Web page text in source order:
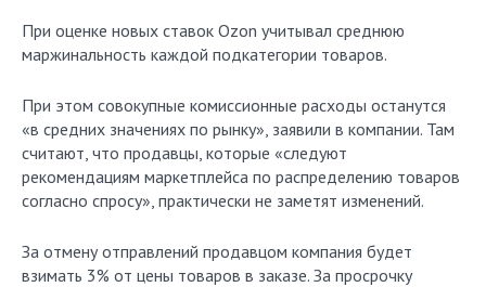
При оценке новых ставок Ozon учитывал среднюю
маржинальность каждой подкатегории товаров.
При этом совокупные комиссионные расходы останутся
«в средних значениях по рынку», заявили в компании. Там
считают, что продавцы, которые «следуют
рекомендациям маркетплейса по распределению товаров
согласно спросу», практически не заметят изменений.
За отмену отправлений продавцом компания будет
взимать 3% от цены товаров в заказе. За просрочку